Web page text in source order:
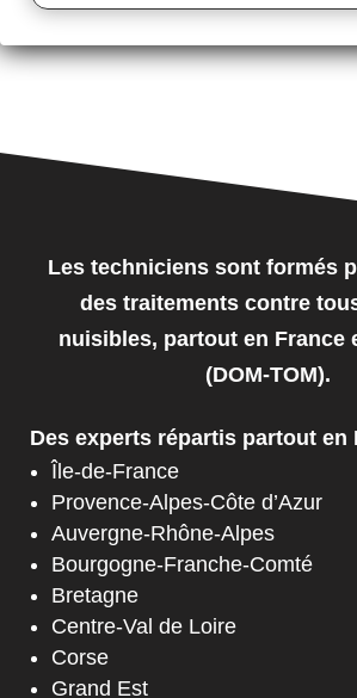
Les techniciens sont formés
des traitements contre
nuisibles, partout en France
(DOM-TOM).
Des experts répartis partout en
Île-de-France
Provence-Alpes-Côte d’Azur
Auvergne-Rhône-Alpes
Bourgogne-Franche-Comté
Bretagne
Centre-Val de Loire
Corse
Grand Est